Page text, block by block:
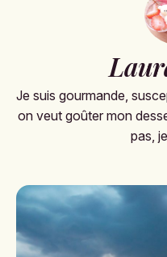
Je suis gourmande,
on veut goûter mon
pas,